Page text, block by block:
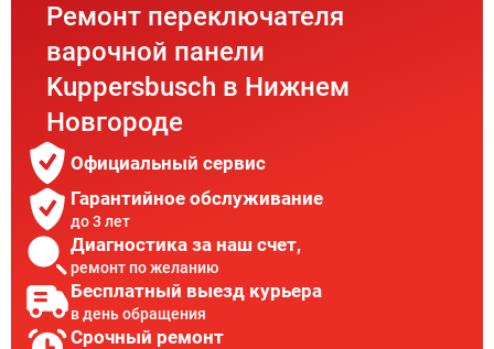
Ремонт переключателя
варочной панели
Kuppersbusch в Нижнем
Новгороде
Официальный сервис
Гарантийное обслуживание
до 3 лет
Диагностика за наш счет,
ремонт по желанию
Бесплатный выезд курьера
в день обращения
Срочный ремонт